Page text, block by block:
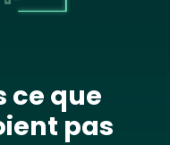
ce que
pas